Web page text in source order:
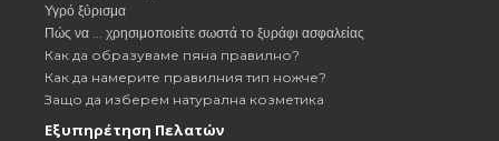
Υγρό ξύρισμα
Πώς να ... χρησιμοποιείτε σωστά το ξυράφι ασφαλείας
Как да образуваме пяна правилно?
Как да намерите правилния тип ножче?
Защо да изберем натурална козметика
Εξυπηρέτηση Πελατών